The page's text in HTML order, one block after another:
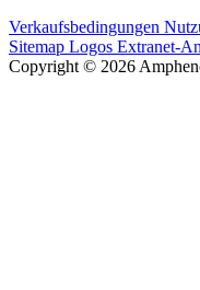
Verkaufsbedingungen
Sitemap Logos Extranet-
Copyright © 2026